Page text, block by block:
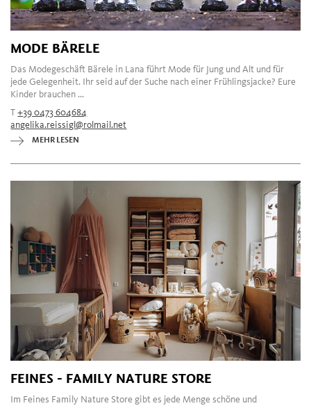
MODE BÄRELE
Das Modegeschäft Bärele in Lana führt Mode für Jung und Alt und für
jede Gelegenheit. Ihr seid auf der Suche nach einer Frühlingsjacke? Eure
Kinder brauchen ...
T+39 0473 604684
angelika.reissigl@rolmail.net
MEHR LESEN
FEINES - FAMILY NATURE STORE
Im Feines Family Nature Store gibt es jede Menge schöne und